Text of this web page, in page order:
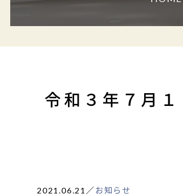
令和３年７月
2021.06.21 ／ お知らせ